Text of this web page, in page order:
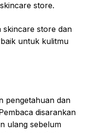
store.
store dan
untuk kulitmu
pengetahuan dan
disarankan
ulang sebelum